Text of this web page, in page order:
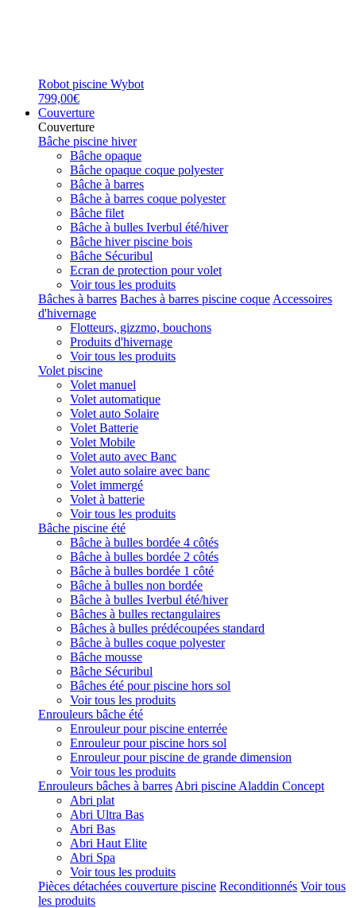
Robot piscine Wybot
799,00€
Couverture
Couverture
Bâche piscine hiver
Bâche opaque
Bâche opaque coque polyester
Bâche à barres
Bâche à barres coque polyester
Bâche filet
Bâche à bulles Iverbul été/hiver
Bâche hiver piscine bois
Bâche Sécuribul
Ecran de protection pour volet
Voir tous les produits
Bâches à barres Baches à barres piscine coque Accessoires
d'hivernage
Flotteurs, gizzmo, bouchons
Produits d'hivernage
Voir tous les produits
Volet piscine
Volet manuel
Volet automatique
Volet auto Solaire
Volet Batterie
Volet Mobile
Volet auto avec Banc
Volet auto solaire avec banc
Volet immergé
Volet à batterie
Voir tous les produits
Bâche piscine été
Bâche à bulles bordée 4 côtés
Bâche à bulles bordée 2 côtés
Bâche à bulles bordée 1 côté
Bâche à bulles non bordée
Bâche à bulles Iverbul été/hiver
Bâches à bulles rectangulaires
Bâches à bulles prédécoupées standard
Bâche à bulles coque polyester
Bâche mousse
Bâche Sécuribul
Bâches été pour piscine hors sol
Voir tous les produits
Enrouleurs bâche été
Enrouleur pour piscine enterrée
Enrouleur pour piscine hors sol
Enrouleur pour piscine de grande dimension
Voir tous les produits
Enrouleurs bâches à barres Abri piscine Aladdin Concept
Abri plat
Abri Ultra Bas
Abri Bas
Abri Haut Elite
Abri Spa
Voir tous les produits
Pièces détachées couverture piscine Reconditionnés Voir tous
les produits